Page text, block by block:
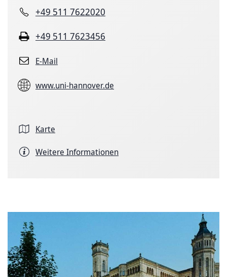
+49 511 7622020
+49 511 7623456
E-Mail
www.uni-hannover.de
Karte
Weitere Informationen